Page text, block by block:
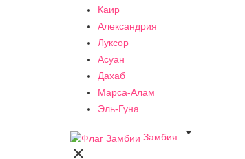
Каир
Александрия
Луксор
Асуан
Дахаб
Марса-Алам
Эль-Гуна
Замбия

